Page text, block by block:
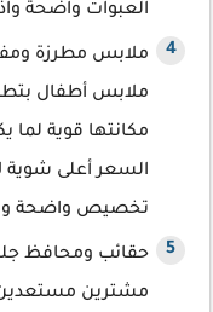
العبوات واضحة
ملابس مطرزة
ملابس أطفال
مكانتها قوية
السعر أعلى شوية
تخصيص واضحة
حقائب ومحافظ
مشترين مستعدين